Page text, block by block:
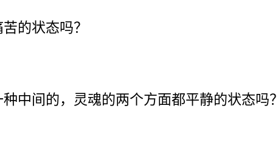
的状态吗？
中间的，灵魂的两个方面都平静的状态吗